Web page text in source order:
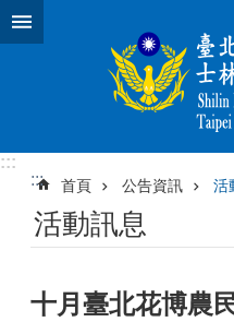
跳到主要內容區塊
:::
:::
首頁 公告資訊 活
活動訊息
十月臺北花博農